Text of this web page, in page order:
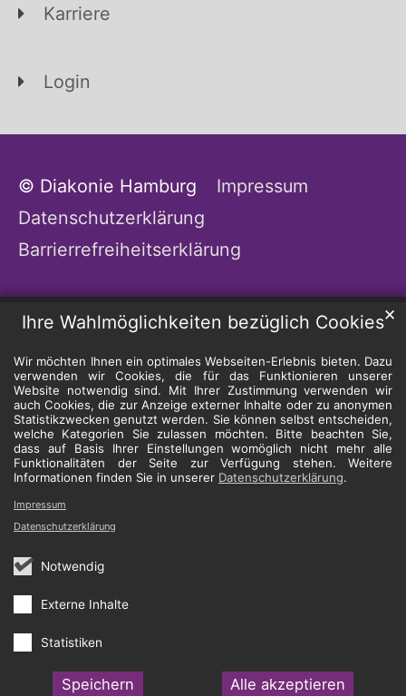
Ihre Wahlmöglichkeiten bezüglich Cookies
Wir möchten Ihnen ein optimales Webseiten-Erlebnis bieten. Dazu
verwenden wir Cookies, die für das Funktionieren unserer
Website notwendig sind. Mit Ihrer Zustimmung verwenden wir
auch Cookies, die zur Anzeige externer Inhalte oder zu anonymen
Statistikzwecken genutzt werden. Sie können selbst entscheiden,
welche Kategorien Sie zulassen möchten. Bitte beachten Sie,
dass auf Basis Ihrer Einstellungen womöglich nicht mehr alle
Funktionalitäten der Seite zur Verfügung stehen. Weitere
Informationen finden Sie in unserer Datenschutzerklärung.
Notwendig
Externe Inhalte
Statistiken
Speichern Alle akzeptieren
✕
Impressum
Datenschutzerklärung
Karriere
Login
© Diakonie Hamburg
Impressum
Datenschutzerklärung
Barrierrefreiheitserklärung